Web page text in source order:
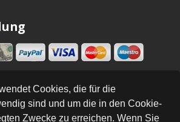
Cookies, die für die
sind und um die in den Cookie-
Zwecke zu erreichen. Wenn Sie